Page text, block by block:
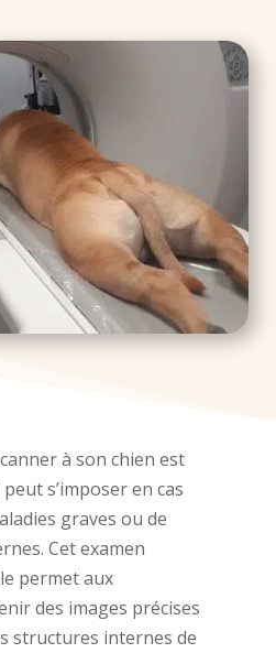
à son chien est
s’imposer en cas
graves ou de
Cet examen
permet aux
des images précises
structures internes de